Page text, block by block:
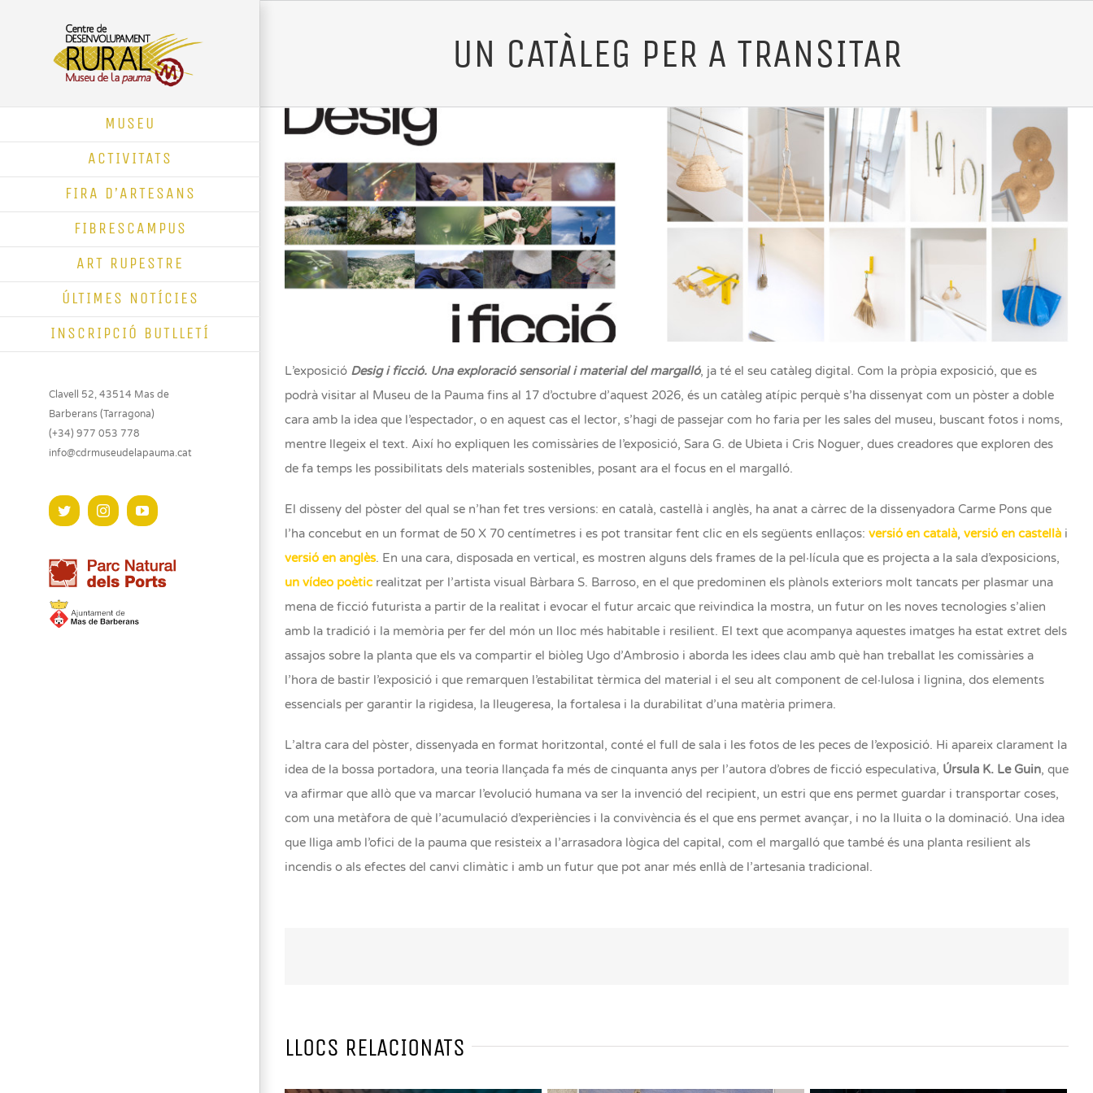
MUSEU
ACTIVITATS
FIRA D’ARTESANS
FIBRESCAMPUS
ART RUPESTRE
ÚLTIMES NOTÍCIES
INSCRIPCIÓ BUTLLETÍ
Clavell 52, 43514 Mas de
Barberans (Tarragona)
(+34) 977 053 778
info@cdrmuseudelapauma.cat
TwitterInstagramYouTube
UN CATÀLEG PER A TRANSITAR
L’exposició Desig i ficció. Una exploració sensorial i material del margalló, ja té el seu catàleg digital. Com la pròpia exposició, que es
podrà visitar al Museu de la Pauma fins al 17 d’octubre d’aquest 2026, és un catàleg atípic perquè s’ha dissenyat com un pòster a doble
cara amb la idea que l’espectador, o en aquest cas el lector, s’hagi de passejar com ho faria per les sales del museu, buscant fotos i noms,
mentre llegeix el text. Així ho expliquen les comissàries de l’exposició, Sara G. de Ubieta i Cris Noguer, dues creadores que exploren des
de fa temps les possibilitats dels materials sostenibles, posant ara el focus en el margalló.
El disseny del pòster del qual se n’han fet tres versions: en català, castellà i anglès, ha anat a càrrec de la dissenyadora Carme Pons que
l’ha concebut en un format de 50 X 70 centímetres i es pot transitar fent clic en els següents enllaços: versió en català, versió en castellà i
versió en anglès. En una cara, disposada en vertical, es mostren alguns dels frames de la pel·lícula que es projecta a la sala d’exposicions,
un vídeo poètic realitzat per l’artista visual Bàrbara S. Barroso, en el que predominen els plànols exteriors molt tancats per plasmar una
mena de ficció futurista a partir de la realitat i evocar el futur arcaic que reivindica la mostra, un futur on les noves tecnologies s’alien
amb la tradició i la memòria per fer del món un lloc més habitable i resilient. El text que acompanya aquestes imatges ha estat extret dels
assajos sobre la planta que els va compartir el biòleg Ugo d’Ambrosio i aborda les idees clau amb què han treballat les comissàries a
l’hora de bastir l’exposició i que remarquen l’estabilitat tèrmica del material i el seu alt component de cel·lulosa i lignina, dos elements
essencials per garantir la rigidesa, la lleugeresa, la fortalesa i la durabilitat d’una matèria primera.
L’altra cara del pòster, dissenyada en format horitzontal, conté el full de sala i les fotos de les peces de l’exposició. Hi apareix clarament la
idea de la bossa portadora, una teoria llançada fa més de cinquanta anys per l’autora d’obres de ficció especulativa, Úrsula K. Le Guin, que
va afirmar que allò que va marcar l’evolució humana va ser la invenció del recipient, un estri que ens permet guardar i transportar coses,
com una metàfora de què l’acumulació d’experiències i la convivència és el que ens permet avançar, i no la lluita o la dominació. Una idea
que lliga amb l’ofici de la pauma que resisteix a l’arrasadora lògica del capital, com el margalló que també és una planta resilient als
incendis o als efectes del canvi climàtic i amb un futur que pot anar més enllà de l’artesania tradicional.
LLOCS RELACIONATS